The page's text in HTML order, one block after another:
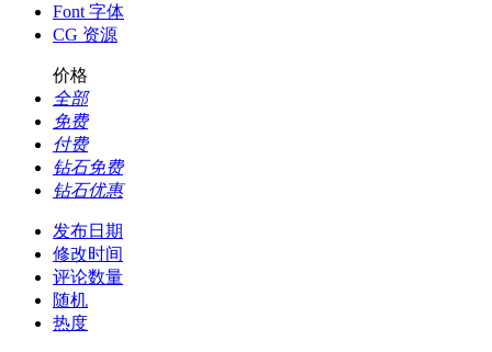
Font 字体
CG 资源
价格
全部
免费
付费
钻石免费
钻石优惠
发布日期
修改时间
评论数量
随机
热度